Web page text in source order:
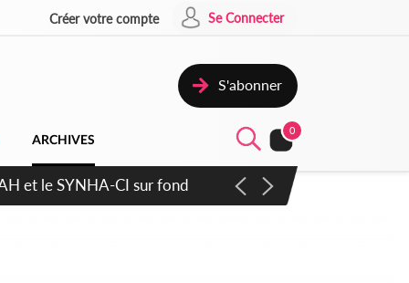
Créer votre compte Se Connecter
S'abonner
ARCHIVES
0
plus apaisé